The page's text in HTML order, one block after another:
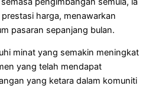
harga, menawarkan
pasaran sepanjang bulan.
minat yang semakin meningkat
yang telah mendapat
yang ketara dalam komuniti